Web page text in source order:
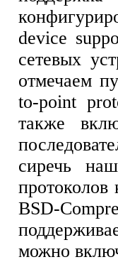
device
сетевых
отмечаем
to-point
также
сиречь
протоколов
BSD-
можно